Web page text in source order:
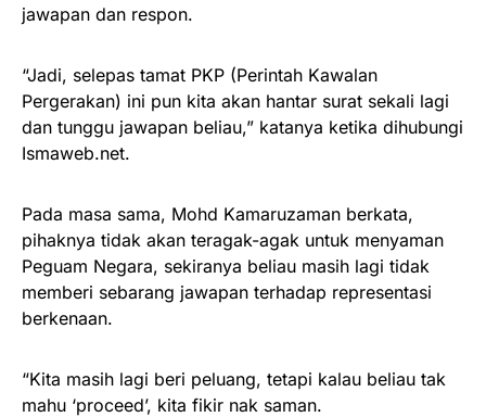
jawapan dan respon.
“Jadi, selepas tamat PKP (Perintah Kawalan
Pergerakan) ini pun kita akan hantar surat sekali lagi
dan tunggu jawapan beliau,” katanya ketika dihubungi
Ismaweb.net.
Pada masa sama, Mohd Kamaruzaman berkata,
pihaknya tidak akan teragak-agak untuk menyaman
Peguam Negara, sekiranya beliau masih lagi tidak
memberi sebarang jawapan terhadap representasi
berkenaan.
“Kita masih lagi beri peluang, tetapi kalau beliau tak
mahu ‘proceed’, kita fikir nak saman.